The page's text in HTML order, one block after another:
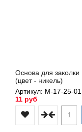
Основа для заколки
(цвет - никель)
Артикул: М-17-25-01
11 руб